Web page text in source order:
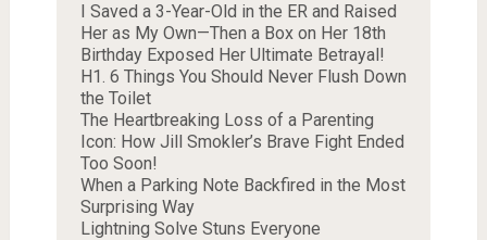
I Saved a 3-Year-Old in the ER and Raised
Her as My Own—Then a Box on Her 18th
Birthday Exposed Her Ultimate Betrayal!
H1. 6 Things You Should Never Flush Down
the Toilet
The Heartbreaking Loss of a Parenting
Icon: How Jill Smokler’s Brave Fight Ended
Too Soon!
When a Parking Note Backfired in the Most
Surprising Way
Lightning Solve Stuns Everyone